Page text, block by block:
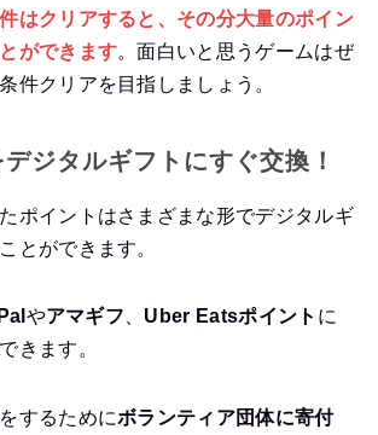
はクリアすると、その分大量のポイン
ができます。面白いと思うゲームはぜ
件クリアを目指しましょう。
ジタルギフトにすぐ交換！
ポイントはさまざまな形でデジタルギ
とができます。
やアマギフ Uber Eatsポイント に
きます。
するためにボランティア団体に寄付